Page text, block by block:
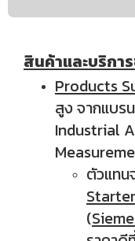
สินค้าและบริกา
Products
สูง จากแบร
Industrial
ตัวแทน
Starter
(